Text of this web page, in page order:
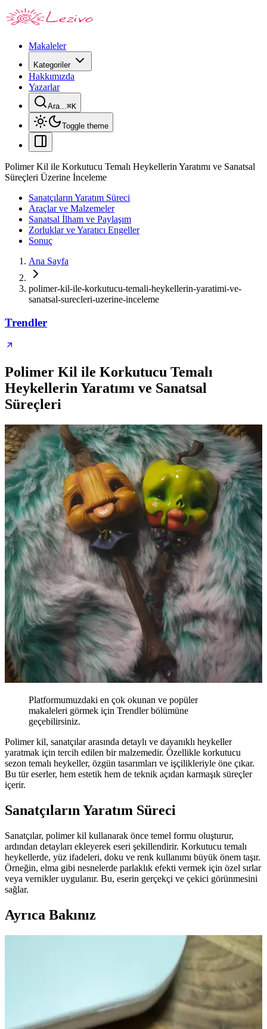
Makaleler
Kategoriler
Hakkımızda
Yazarlar
Ara...⌘K
Toggle theme
Polimer Kil ile Korkutucu Temalı Heykellerin Yaratımı ve Sanatsal
Süreçleri Üzerine İnceleme
Sanatçıların Yaratım Süreci
Araçlar ve Malzemeler
Sanatsal İlham ve Paylaşım
Zorluklar ve Yaratıcı Engeller
Sonuç
Ana Sayfa
polimer-kil-ile-korkutucu-temali-heykellerin-yaratimi-ve-
sanatsal-surecleri-uzerine-inceleme
Trendler
Polimer Kil ile Korkutucu Temalı
Heykellerin Yaratımı ve Sanatsal
Süreçleri
Platformumuzdaki en çok okunan ve popüler
makaleleri görmek için Trendler bölümüne
geçebilirsiniz.
Polimer kil, sanatçılar arasında detaylı ve dayanıklı heykeller
yaratmak için tercih edilen bir malzemedir. Özellikle korkutucu
sezon temalı heykeller, özgün tasarımları ve işçilikleriyle öne çıkar.
Bu tür eserler, hem estetik hem de teknik açıdan karmaşık süreçler
içerir.
Sanatçıların Yaratım Süreci
Sanatçılar, polimer kil kullanarak önce temel formu oluşturur,
ardından detayları ekleyerek eseri şekillendirir. Korkutucu temalı
heykellerde, yüz ifadeleri, doku ve renk kullanımı büyük önem taşır.
Örneğin, elma gibi nesnelerde parlaklık efekti vermek için özel sırlar
veya vernikler uygulanır. Bu, eserin gerçekçi ve çekici görünmesini
sağlar.
Ayrıca Bakınız
Polimer Kil ile Detaylı Wall-E Minyatür Model
Yapımı ve Metalik Görünüm Teknikleri
Polimer kil kullanılarak yapılan Wall-E minyatür modeli, metalik
boya ve alkol bazlı kalem teknikleriyle gerçekçi ve detaylı bir
görünüm kazanıyor. Küçük boyutta güçlü ifadeler yaratılıyor.